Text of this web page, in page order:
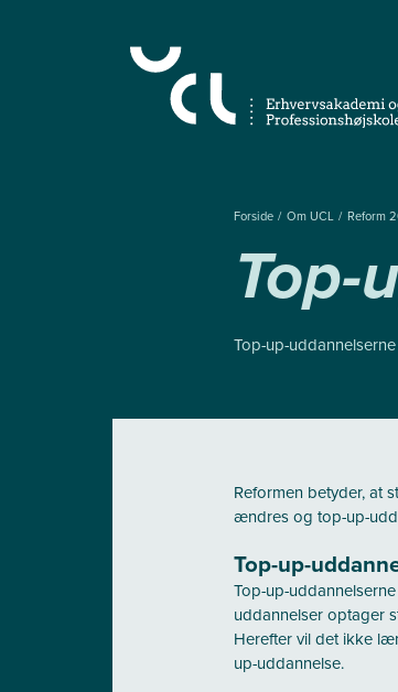
Forside Om UCL Reform
Top-
Top-up-
Reformen betyder, at
ændres og top-up-
Top-up-
Top-up-
uddannelser optager
Herefter vil det ikke
up-uddannelse.